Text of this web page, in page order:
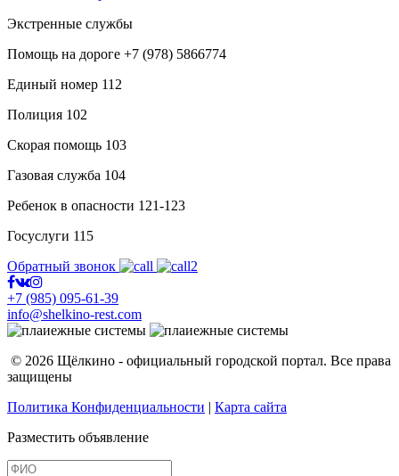
Экстренные службы
Помощь на дороге +7 (978) 5866774
Единый номер 112
Полиция 102
Скорая помощь 103
Газовая служба 104
Ребенок в опасности 121-123
Госуслуги 115
Обратный звонок
+7 (985) 095-61-39
info@shelkino-rest.com
© 2026 Щёлкино - официальный городской портал. Все права
защищены
Политика Конфиденциальности | Карта сайта
Разместить объявление